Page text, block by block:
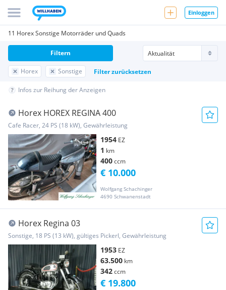
Einloggen
11 Horex Sonstige Motorräder und Quads
Horex Sonstige Filter zurücksetzen
Filtern
Infos zur Reihung der Anzeigen
Horex HOREX REGINA 400
Cafe Racer, 24 PS (18 kW), Gewährleistung
1954 EZ
1 km
400ccm
Wolfgang Schachinger
4690 Schwanenstadt
€ 10.000
Horex Regina 03
Sonstige, 18 PS (13 kW), gültiges Pickerl, Gewährleistung
1953 EZ
63.500 km
342ccm
€ 19.800